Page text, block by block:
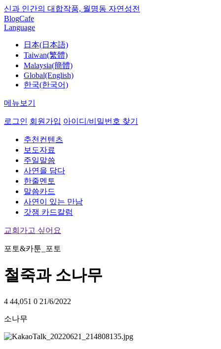
신과 인간의 대합작품, 월명동 자연성전
BlogCafe
Language
日本(日本語)
Taiwan(繁體)
Malaysia(簡體)
Global(English)
한국(한국어)
메뉴보기
로그인 회원가입 아이디/비밀번호 찾기
추천컨텐츠
보도자료
주일말씀
사연을 담다
한줄멘토
말씀카드
사연이 있는 만남
갓잼 카드칼럼
교회가고 싶어요
포토&카툰_포토
철죽과 소나무
4 44,051 0 21/6/2022
소나무